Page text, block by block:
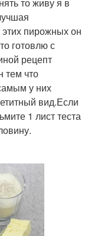
этих пирожных он
готовлю с
рецепт
тем что
у них
вид.Если
1 лист теста